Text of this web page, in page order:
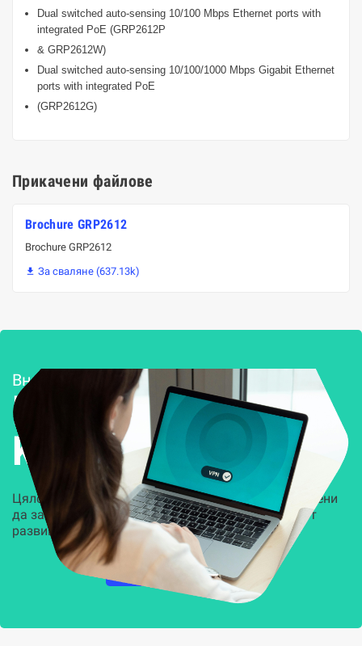
Dual switched auto-sensing 10/100 Mbps Ethernet ports with
integrated PoE (GRP2612P
& GRP2612W)
Dual switched auto-sensing 10/100/1000 Mbps Gigabit Ethernet
ports with integrated PoE
(GRP2612G)
Прикачени файлове
Brochure GRP2612
Brochure GRP2612
 За сваляне (637.13k)
Внедряване и поддръжка
Решения за
Kиберсигурност
Цялостни, задвижвани от AI решения, предназначени
да защитят всеки слой на вашата организация от
развиващите се киберзаплахи.
НАУЧЕТЕ ПОВЕЧЕ